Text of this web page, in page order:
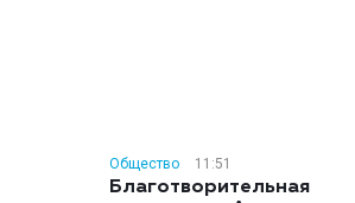
Общество 11:51
Благотворительная